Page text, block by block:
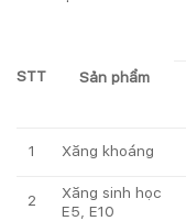
STT Sản phẩm
1 Xăng khoáng
2
Xăng sinh học
E5, E10